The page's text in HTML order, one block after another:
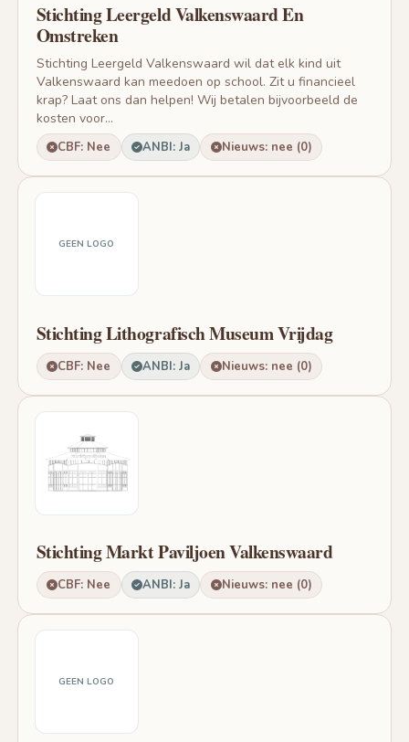
Stichting Leergeld Valkenswaard En
Omstreken
Stichting Leergeld Valkenswaard wil dat elk kind uit
Valkenswaard kan meedoen op school. Zit u financieel
krap? Laat ons dan helpen! Wij betalen bijvoorbeeld de
kosten voor...
CBF: Nee ANBI: Ja Nieuws: nee (0)
GEEN LOGO
Stichting Lithografisch Museum Vrijdag
CBF: Nee ANBI: Ja Nieuws: nee (0)
Stichting Markt Paviljoen Valkenswaard
CBF: Nee ANBI: Ja Nieuws: nee (0)
GEEN LOGO